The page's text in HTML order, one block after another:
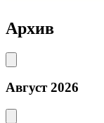
Архив
Август 2026